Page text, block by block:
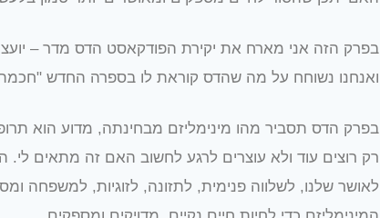
בפרק הזה אני מארח את יקירת הפודקאסט הדס מדר – יועצת
ואנחנו נשוחח על מה שהדס קוראת לו בספרה החדש "חכמת
בפרק הדס תסביר מהו מינימליזם מבחינתה, מדוע הוא
רק רוצים עוד ולא עוצרים לרגע לחשוב האם זה מתאים לי.
לאושר שלנו, לשלווה פנימית, לתזונה, לזוגיות, למשפחה